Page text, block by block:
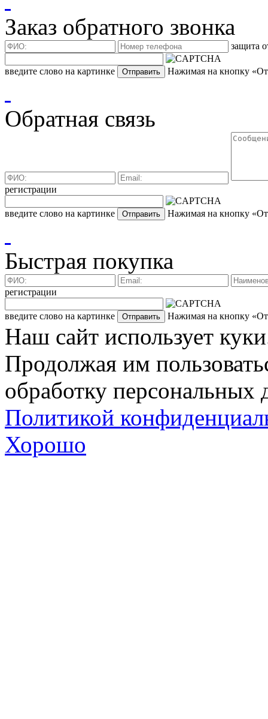
Заказ обратного звонка
защита
введите слово на картинке Нажимая на кнопку
Обратная связь
регистрации
введите слово на картинке Нажимая на кнопку
Быстрая покупка
регистрации
введите слово на картинке Нажимая на кнопку
Наш сайт использует
Продолжая им
обработку персональных
Политикой
Хорошо